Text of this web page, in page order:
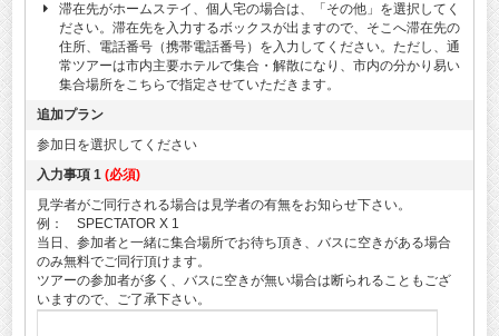
滞在先がホームステイ、個人宅の場合は、「その他」を選択してく
ださい。滞在先を入力するボックスが出ますので、そこへ滞在先の
住所、電話番号（携帯電話番号）を入力してください。ただし、通
常ツアーは市内主要ホテルで集合・解散になり、市内の分かり易い
集合場所をこちらで指定させていただきます。
追加プラン
参加日を選択してください
入力事項 1 (必須)
見学者がご同行される場合は見学者の有無をお知らせ下さい。
例： SPECTATOR X 1
当日、参加者と一緒に集合場所でお待ち頂き、バスに空きがある場合
のみ無料でご同行頂けます。
ツアーの参加者が多く、バスに空きが無い場合は断られることもござ
いますので、ご了承下さい。